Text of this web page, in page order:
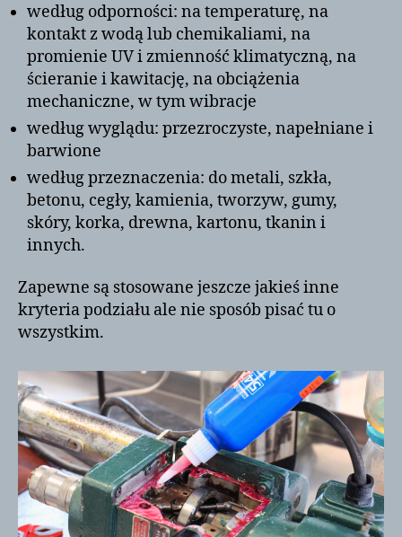
według odporności: na temperaturę, na
kontakt z wodą lub chemikaliami, na
promienie UV i zmienność klimatyczną, na
ścieranie i kawitację, na obciążenia
mechaniczne, w tym wibracje
według wyglądu: przezroczyste, napełniane i
barwione
według przeznaczenia: do metali, szkła,
betonu, cegły, kamienia, tworzyw, gumy,
skóry, korka, drewna, kartonu, tkanin i
innych.
Zapewne są stosowane jeszcze jakieś inne
kryteria podziału ale nie sposób pisać tu o
wszystkim.